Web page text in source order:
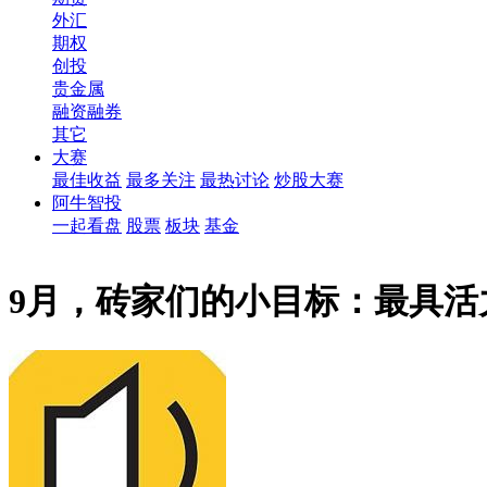
外汇
期权
创投
贵金属
融资融券
其它
大赛
最佳收益 最多关注 最热讨论 炒股大赛
阿牛智投
一起看盘 股票 板块 基金
9月，砖家们的小目标：最具